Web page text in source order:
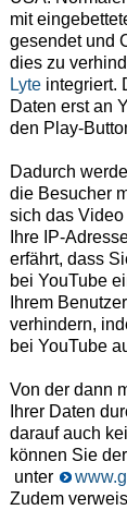
mit
gesendet und
dies zu
Lyteintegriert.
Daten erst an
den Play-
Dadurch
die Besucher
sich das
Ihre IP-
erfährt, dass
bei YouTube
Ihrem
verhindern,
bei YouTube
Von der dann
Ihrer Daten
darauf auch
können Sie
unter
Zudem